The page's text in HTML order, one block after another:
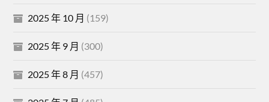
2025 年 10 月 (159)
2025 年 9 月 (300)
2025 年 8 月 (457)